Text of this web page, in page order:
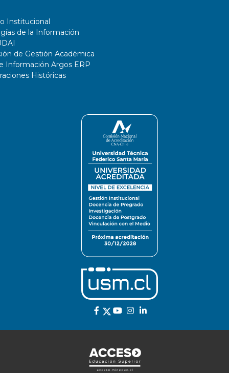
Institucional
de la Información
de Gestión Académica
Información Argos ERP
Históricas